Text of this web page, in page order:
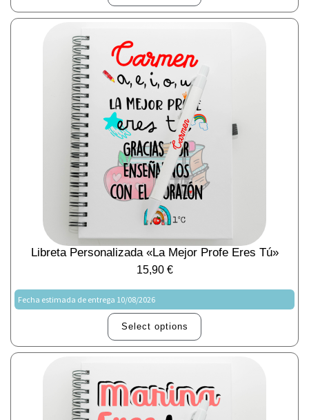
Libreta Personalizada «La Mejor Profe Eres Tú»
15,90 €
Fecha estimada de entrega 10/08/2026
Select options